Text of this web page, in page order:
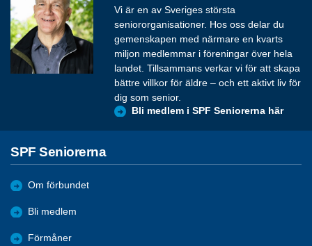
Vi är en av Sveriges största
seniororganisationer. Hos oss delar du
gemenskapen med närmare en kvarts
miljon medlemmar i föreningar över hela
landet. Tillsammans verkar vi för att skapa
bättre villkor för äldre – och ett aktivt liv för
dig som senior.
Bli medlem i SPF Seniorerna här
SPF Seniorerna
Om förbundet
Bli medlem
Förmåner